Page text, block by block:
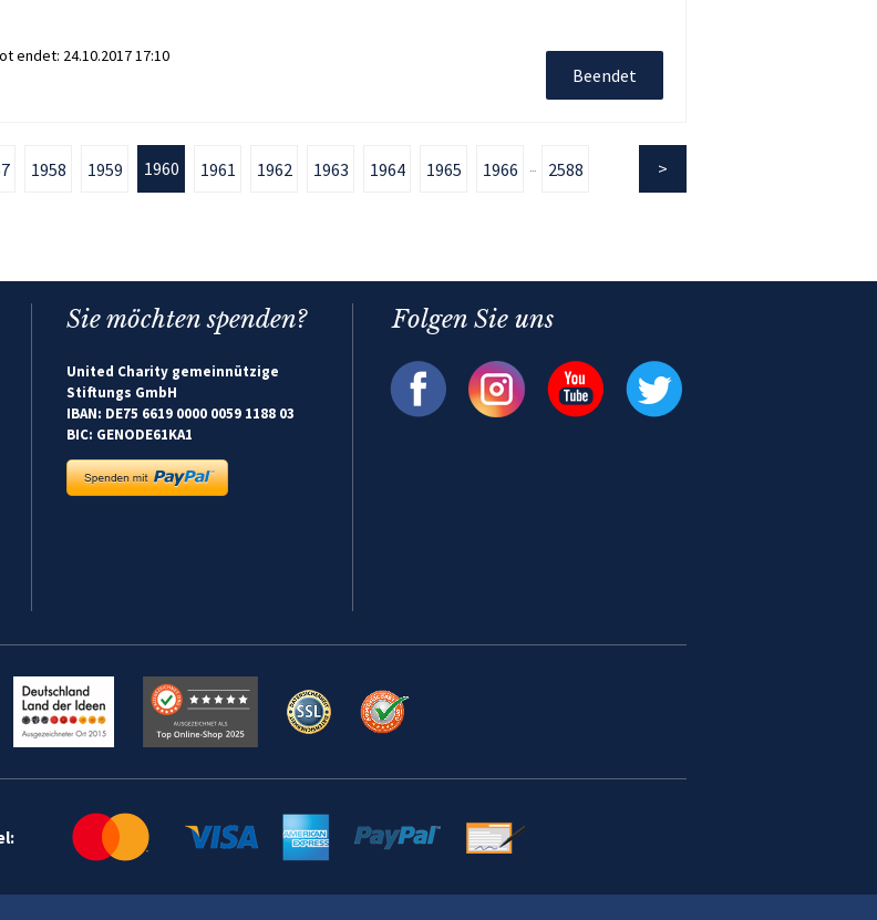
endet: 24.10.2017 17:10
Beendet
1958 1959 1960 1961 1962 1963 1964 1965 1966 ... 2588
Sie möchten spenden?
United Charity gemeinnützige
Stiftungs GmbH
IBAN: DE75 6619 0000 0059 1188 03
BIC: GENODE61KA1
Folgen Sie uns